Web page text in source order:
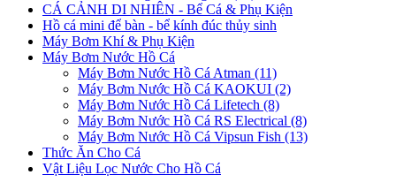
CÁ CẢNH DI NHIÊN - Bể Cá & Phụ Kiện
Hồ cá mini để bàn - bể kính đúc thủy sinh
Máy Bơm Khí & Phụ Kiện
Máy Bơm Nước Hồ Cá
Máy Bơm Nước Hồ Cá Atman (11)
Máy Bơm Nước Hồ Cá KAOKUI (2)
Máy Bơm Nước Hồ Cá Lifetech (8)
Máy Bơm Nước Hồ Cá RS Electrical (8)
Máy Bơm Nước Hồ Cá Vipsun Fish (13)
Thức Ăn Cho Cá
Vật Liệu Lọc Nước Cho Hồ Cá